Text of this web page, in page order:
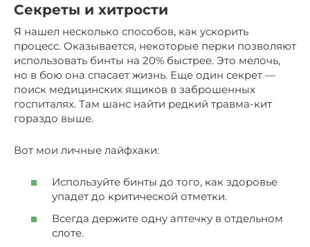
Секреты и хитрости
Я нашел несколько способов, как ускорить
процесс. Оказывается, некоторые перки позволяют
использовать бинты на 20% быстрее. Это мелочь,
но в бою она спасает жизнь. Еще один секрет —
поиск медицинских ящиков в заброшенных
госпиталях. Там шанс найти редкий травма-кит
гораздо выше.
Вот мои личные лайфхаки:
Используйте бинты до того, как здоровье
упадет до критической отметки.
Всегда держите одну аптечку в отдельном
слоте.